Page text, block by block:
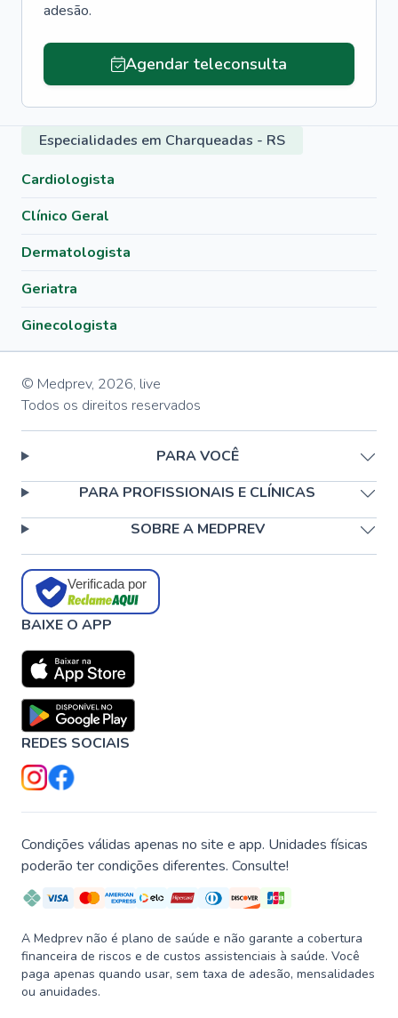
adesão.
Agendar teleconsulta
Especialidades em Charqueadas - RS
Cardiologista
Clínico Geral
Dermatologista
Geriatra
Ginecologista
© Medprev, 2026, live
Todos os direitos reservados
PARA VOCÊ
PARA PROFISSIONAIS E CLÍNICAS
SOBRE A MEDPREV
Verificada por
BAIXE O APP
REDES SOCIAIS
Condições válidas apenas no site e app. Unidades físicas
poderão ter condições diferentes. Consulte!
A Medprev não é plano de saúde e não garante a cobertura
financeira de riscos e de custos assistenciais à saúde. Você
paga apenas quando usar, sem taxa de adesão, mensalidades
ou anuidades.